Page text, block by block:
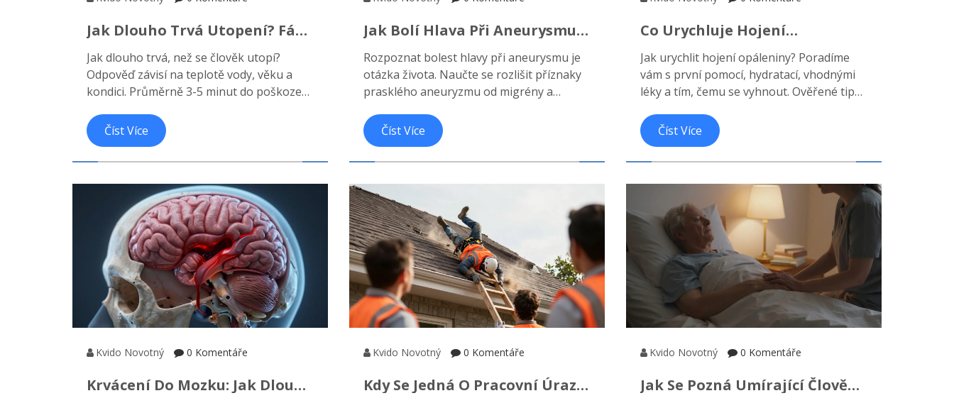
Jak Dlouho Trvá Utopení? Fáze
Pomoc
Jak dlouho trvá, než se člověk utopí?
Odpověď závisí na teplotě vody, věku a
kondici. Průměrně 3-5 minut do poškození
tonutí a správně aplikovat první pomoc.
Číst Více
Jak Bolí Hlava Při Aneurysmu
Oproti Migréně A Kdy Volat
Záchrannou Službu
Rozpoznat bolest hlavy při aneurysmu je
otázka života. Naučte se rozlišit příznaky
prasklého aneuryzmu od migrény a
volat záchrannou službu.
Číst Více
Co Urychluje Hojení
Rychlé Zotavení Pleti
Jak urychlit hojení opáleniny? Poradíme
vám s první pomocí, hydratací, vhodnými
léky a tím, čemu se vyhnout. Ověřené tipy
Číst Více
Kvido Novotný 0 Komentáře
Krvácení Do Mozku: Jak Dlouho
Kvido Novotný 0 Komentáře
Kdy Se Jedná O Pracovní Úraz?
Kvido Novotný 0 Komentáře
Jak Se Pozná Umírající Člověk?